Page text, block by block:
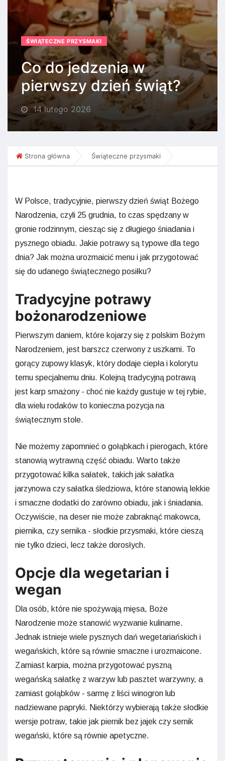
ŚWIĄTECZNE PRZYSMAKI
Co do jedzenia w
pierwszy dzień świąt?
14 lutego 2026
Strona główna Świąteczne przysmaki
W Polsce, tradycyjnie, pierwszy dzień świąt Bożego
Narodzenia, czyli 25 grudnia, to czas spędzany w
gronie rodzinnym, ciesząc się z długiego śniadania i
pysznego obiadu. Jakie potrawy są typowe dla tego
dnia? Jak można urozmaicić menu i jak przygotować
się do udanego świątecznego posiłku?
Tradycyjne potrawy
bożonarodzeniowe
Pierwszym daniem, które kojarzy się z polskim Bożym
Narodzeniem, jest barszcz czerwony z uszkami. To
gorący zupowy klasyk, który dodaje ciepła i kolorytu
temu specjalnemu dniu. Kolejną tradycyjną potrawą
jest karp smażony - choć nie każdy gustuje w tej rybie,
dla wielu rodaków to konieczna pozycja na
świątecznym stole.
Nie możemy zapomnieć o gołąbkach i pierogach, które
stanowią wytrawną część obiadu. Warto także
przygotować kilka sałatek, takich jak sałatka
jarzynowa czy sałatka śledziowa, które stanowią lekkie
i smaczne dodatki do zarówno obiadu, jak i śniadania.
Oczywiście, na deser nie może zabraknąć makowca,
piernika, czy sernika - słodkie przysmaki, które cieszą
nie tylko dzieci, lecz także dorosłych.
Opcje dla wegetarian i
wegan
Dla osób, które nie spożywają mięsa, Boże
Narodzenie może stanowić wyzwanie kulinarne.
Jednak istnieje wiele pysznych dań wegetariańskich i
wegańskich, które są równie smaczne i urozmaicone.
Zamiast karpia, można przygotować pyszną
wegańską sałatkę z warzyw lub pasztet warzywny, a
zamiast gołąbków - sarmę z liści winogron lub
nadziewane papryki. Niektórzy wybierają także słodkie
wersje potraw, takie jak piernik bez jajek czy sernik
wegański, które są równie apetyczne.